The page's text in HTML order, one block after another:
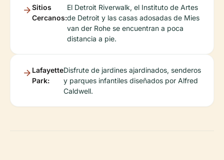
Sitios
Cercanos:
El Detroit Riverwalk, el Instituto de Artes
de Detroit y las casas adosadas de Mies
van der Rohe se encuentran a poca
distancia a pie.
Lafayette
Park:
Disfrute de jardines ajardinados, senderos
y parques infantiles diseñados por Alfred
Caldwell.